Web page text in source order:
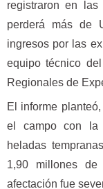
registraron en
perderá más de
ingresos por las
equipo técnico
Regionales de
El informe
el campo con la
heladas
1,90 millones
afectación fue